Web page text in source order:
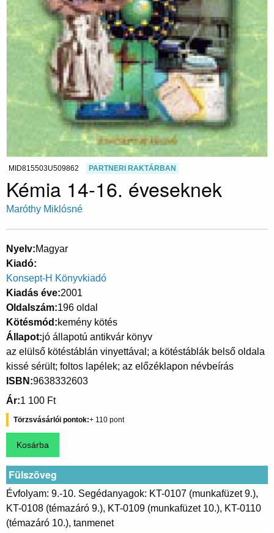
MID815503U509862 PARTNERI RAKTÁRBAN
Kémia 14-16. éveseknek
Maróthy Miklósné
Nyelv Magyar
Kiadó
Konsept-H Könyvkiadó
Kiadás éve 2001
Oldalszám 196 oldal
Kötésmód kemény kötés
Állapot jó állapotú antikvár könyv
az elülső kötéstáblán vinyettával; a kötéstáblák belső oldala
kissé sérült; foltos lapélek; az előzéklapon névbeírás
ISBN 9638332603
Ár 1 100 Ft
Törzsvásárlói pontok 110
Fülszöveg
Évfolyam: 9.-10. Segédanyagok: KT-0107 (munkafüzet 9.),
KT-0108 (témazáró 9.), KT-0109 (munkafüzet 10.), KT-0110
(témazáró 10.), tanmenet